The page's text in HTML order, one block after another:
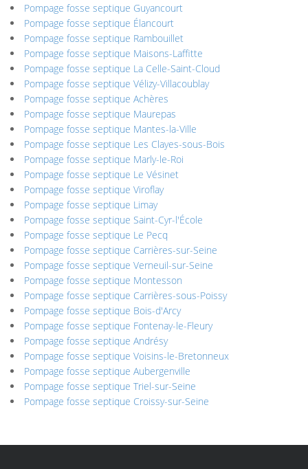
Pompage fosse septique Guyancourt
Pompage fosse septique Élancourt
Pompage fosse septique Rambouillet
Pompage fosse septique Maisons-Laffitte
Pompage fosse septique La Celle-Saint-Cloud
Pompage fosse septique Vélizy-Villacoublay
Pompage fosse septique Achères
Pompage fosse septique Maurepas
Pompage fosse septique Mantes-la-Ville
Pompage fosse septique Les Clayes-sous-Bois
Pompage fosse septique Marly-le-Roi
Pompage fosse septique Le Vésinet
Pompage fosse septique Viroflay
Pompage fosse septique Limay
Pompage fosse septique Saint-Cyr-l'École
Pompage fosse septique Le Pecq
Pompage fosse septique Carrières-sur-Seine
Pompage fosse septique Verneuil-sur-Seine
Pompage fosse septique Montesson
Pompage fosse septique Carrières-sous-Poissy
Pompage fosse septique Bois-d'Arcy
Pompage fosse septique Fontenay-le-Fleury
Pompage fosse septique Andrésy
Pompage fosse septique Voisins-le-Bretonneux
Pompage fosse septique Aubergenville
Pompage fosse septique Triel-sur-Seine
Pompage fosse septique Croissy-sur-Seine